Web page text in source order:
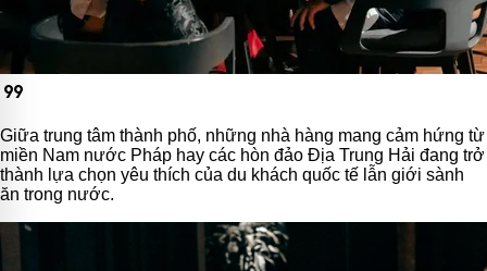
format_quote
Giữa trung tâm thành phố, những nhà hàng mang cảm hứng từ
miền Nam nước Pháp hay các hòn đảo Địa Trung Hải đang trở
thành lựa chọn yêu thích của du khách quốc tế lẫn giới sành
ăn trong nước.